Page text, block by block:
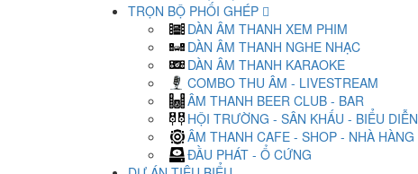
TRỌN BỘ PHỐI GHÉP
DÀN ÂM THANH XEM PHIM
DÀN ÂM THANH NGHE NHẠC
DÀN ÂM THANH KARAOKE
COMBO THU ÂM - LIVESTREAM
ÂM THANH BEER CLUB - BAR
HỘI TRƯỜNG - SÂN KHẤU - BIỂU DIỄN
ÂM THANH CAFE - SHOP - NHÀ HÀNG
ĐẦU PHÁT - Ổ CỨNG